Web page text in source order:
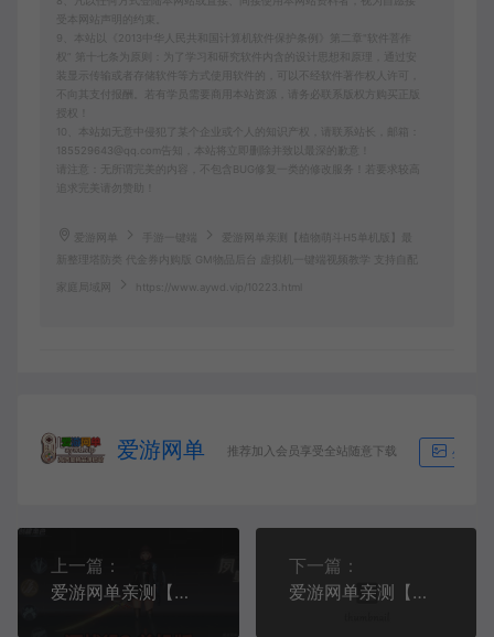
受本网站声明的约束。
9、本站以《2013中华人民共和国计算机软件保护条例》第二章"软件菩作
权” 第十七条为原则：为了学习和研究软件内含的设计思想和原理，通过安
装显示传输或者存储软件等方式使用软件的，可以不经软件著作权人许可，
不向其支付报酬。若有学员需要商用本站资源，请务必联系版权方购买正版
10、本站如无意中侵犯了某个企业或个人的知识产权，请联系站长，邮箱：
185529643@qq.com告知，本站将立即删除并致以最深的歉意！
请注意：无所谓完美的内容，不包含BUG修复一类的修改服务！若要求较高
追求完美请勿赞助！
爱游网单 手游一键端
爱游网单亲测【植物萌斗H5单机版】最
新整理塔防类 代金券内购版 GM物品后台 虚拟机一键端视频教学 支持自配
家庭局域网 https://www.aywd.vip/10223.html
爱游网单 推荐加入会员享受全站随意下载 生成海
上一篇：
爱游网单亲测【源战役2单机版】最新整理都市奇幻类仙侠手游 带假人聊天 GM物品充值后台 虚拟机一键端视频安装教学+手工端文本教学
下一篇：
爱游网单亲测【三国幻想一骑当千姬门】最新整理单机版代金券内购 二次元立绘 回合制养成 电脑模拟器手游GM物品后台 虚拟机一键端 视频安装教学 可自配家庭局域网手机连接